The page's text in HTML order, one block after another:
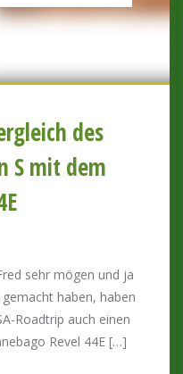
des
S mit dem
sehr mögen und ja
haben, haben
Roadtrip auch einen
Revel 44E […]